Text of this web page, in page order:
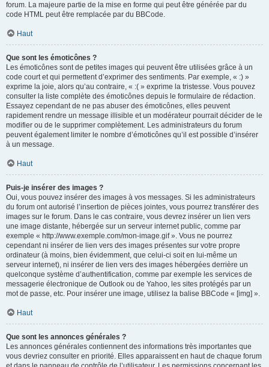
forum. La majeure partie de la mise en forme qui peut être générée par du
code HTML peut être remplacée par du BBCode.
Haut
Que sont les émoticônes ?
Les émoticônes sont de petites images qui peuvent être utilisées grâce à un
code court et qui permettent d’exprimer des sentiments. Par exemple, « :) »
exprime la joie, alors qu’au contraire, « :( » exprime la tristesse. Vous pouvez
consulter la liste complète des émoticônes depuis le formulaire de rédaction.
Essayez cependant de ne pas abuser des émoticônes, elles peuvent
rapidement rendre un message illisible et un modérateur pourrait décider de le
modifier ou de le supprimer complètement. Les administrateurs du forum
peuvent également limiter le nombre d’émoticônes qu’il est possible d’insérer
à un message.
Haut
Puis-je insérer des images ?
Oui, vous pouvez insérer des images à vos messages. Si les administrateurs
du forum ont autorisé l’insertion de pièces jointes, vous pourrez transférer des
images sur le forum. Dans le cas contraire, vous devrez insérer un lien vers
une image distante, hébergée sur un serveur internet public, comme par
exemple « http://www.exemple.com/mon-image.gif ». Vous ne pourrez
cependant ni insérer de lien vers des images présentes sur votre propre
ordinateur (à moins, bien évidemment, que celui-ci soit en lui-même un
serveur internet), ni insérer de lien vers des images hébergées derrière un
quelconque système d’authentification, comme par exemple les services de
messagerie électronique de Outlook ou de Yahoo, les sites protégés par un
mot de passe, etc. Pour insérer une image, utilisez la balise BBCode « [img] ».
Haut
Que sont les annonces générales ?
Les annonces générales contiennent des informations très importantes que
vous devriez consulter en priorité. Elles apparaissent en haut de chaque forum